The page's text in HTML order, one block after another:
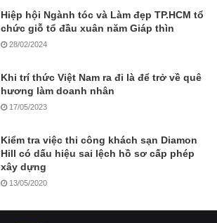
Hiệp hội Ngành tóc và Làm đẹp TP.HCM tổ
chức giỗ tổ đầu xuân năm Giáp thìn
28/02/2024
Khi trí thức Việt Nam ra đi là để trở về quê
hương làm doanh nhân
17/05/2023
Kiểm tra việc thi công khách sạn Diamon
Hill có dấu hiệu sai lệch hồ sơ cấp phép
xây dựng
13/05/2020